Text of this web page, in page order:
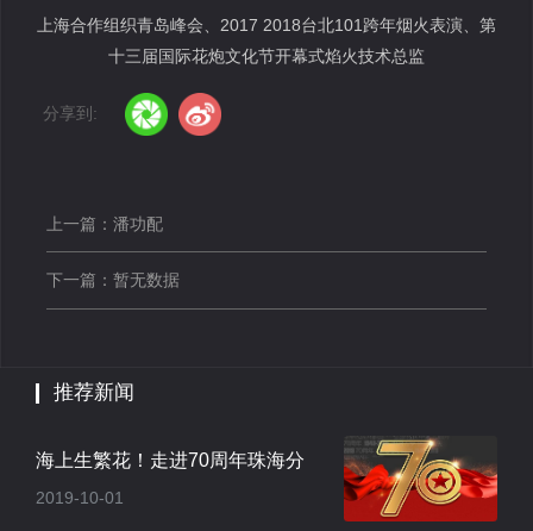
上海合作组织青岛峰会、2017 2018台北101跨年烟火表演、第
十三届国际花炮文化节开幕式焰火技术总监
分享到:
上一篇：潘功配
下一篇：暂无数据
推荐新闻
海上生繁花！走进70周年珠海分
会场焰火晚会..
2019-10-01